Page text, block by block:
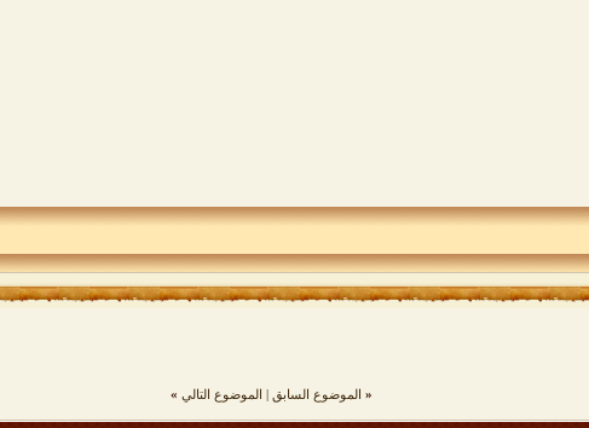
« الموضوع السابق | الموضوع التالي »